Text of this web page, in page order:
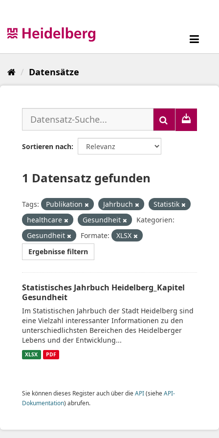
Datensätze
Sortieren nach
1 Datensatz gefunden
Tags: Publikation Jahrbuch
Statistik
healthcare
Gesundheit
Kategorien:
Gesundheit
Formate:
XLSX
Ergebnisse filtern
Statistisches Jahrbuch Heidelberg_Kapitel
Gesundheit
Im Statistischen Jahrbuch der Stadt Heidelberg sind
eine Vielzahl interessanter Informationen zu den
unterschiedlichsten Bereichen des Heidelberger
Lebens und der Entwicklung...
XLSX PDF
Sie können dieses Register auch über die API(siehe API-
Dokumentation) abrufen.